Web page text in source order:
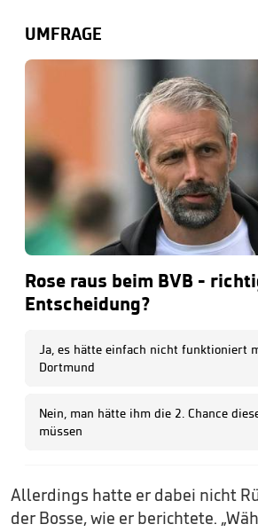
Allerdings hatte er dabei nicht
der Bosse, wie er berichtete.